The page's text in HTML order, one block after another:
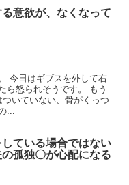
意欲が、なくなって
今日はギブスを外して右
ら怒られそうです。 もう
いていない、骨がくっつ
...
ている場合ではない
孤独〇が心配になる